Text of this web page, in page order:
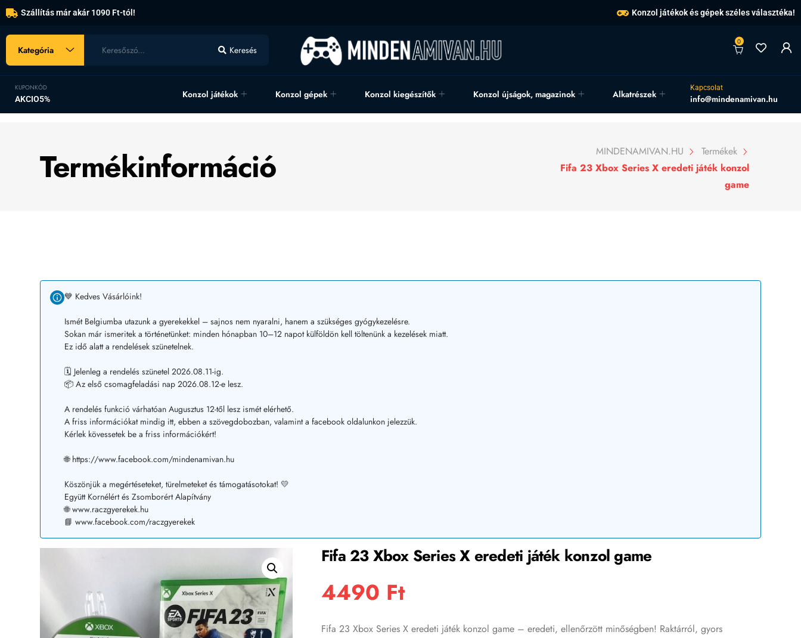
Szállítás már akár 1090 Ft-tól! Konzol játékok és gépek széles választéka!
Kategória Keresés
0
KUPONKÓD
AKCIO5% Konzol játékok Konzol gépek Konzol kiegészítők Konzol újságok, magazinok Alkatrészek
Kapcsolat
info@mindenamivan.hu
Termékinformáció MINDENAMIVAN.HU
Termékek
Fifa 23 Xbox Series X eredeti játék konzol
game
💙 Kedves Vásárlóink!
Ismét Belgiumba utazunk a gyerekekkel – sajnos nem nyaralni, hanem a szükséges gyógykezelésre.
Sokan már ismeritek a történetünket: minden hónapban 10–12 napot külföldön kell töltenünk a kezelések miatt.
Ez idő alatt a rendelések szünetelnek.
🗓️ Jelenleg a rendelés szünetel 2026.08.11-ig.
📦 Az első csomagfeladási nap 2026.08.12-e lesz.
A rendelés funkció várhatóan Augusztus 12-től lesz ismét elérhető.
A friss információkat mindig itt, ebben a szövegdobozban, valamint a facebook oldalunkon jelezzük.
Kérlek kövessetek be a friss információkért!
🌐 https://www.facebook.com/mindenamivan.hu
Köszönjük a megértéseteket, türelmeteket és támogatásotokat! 💛
Együtt Kornélért és Zsomborért Alapítvány
🌐 www.raczgyerekek.hu
📘 www.facebook.com/raczgyerekek
Fifa 23 Xbox Series X eredeti játék konzol game
4490 Ft
Fifa 23 Xbox Series X eredeti játék konzol game – eredeti, ellenőrzött minőségben! Raktárról, gyors